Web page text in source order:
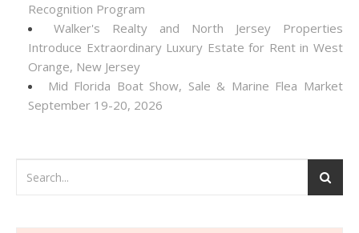
Recognition Program
Walker's Realty and North Jersey Properties
Introduce Extraordinary Luxury Estate for Rent in West
Orange, New Jersey
Mid Florida Boat Show, Sale & Marine Flea Market
September 19-20, 2026